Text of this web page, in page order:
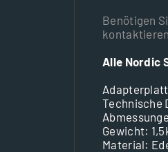
Benötigen
Alle Nordic
Technische
Gewicht:
Material: